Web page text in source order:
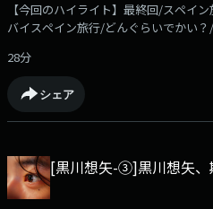
【今回のハイライト】最終回/スペイ
バイスペイン旅行/どんぐらいでかい
https://radiko.jp/podcast/channels/
公式Xアカウント@ann_podcast
28分
シェア
[黒川想矢-③]黒川想矢、